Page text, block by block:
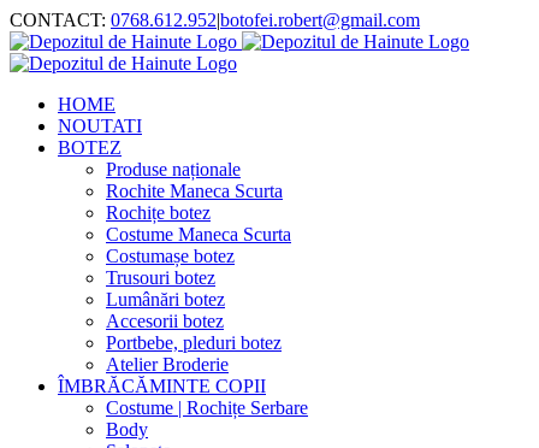
Skip
to
content
CONTACT: 0768.612.952|botofei.robert@gmail.com
HOME
NOUTATI
BOTEZ
Produse naționale
Rochite Maneca Scurta
Rochițe botez
Costume Maneca Scurta
Costumașe botez
Trusouri botez
Lumânări botez
Accesorii botez
Portbebe, pleduri botez
Atelier Broderie
ÎMBRĂCĂMINTE COPII
Costume | Rochițe Serbare
Body